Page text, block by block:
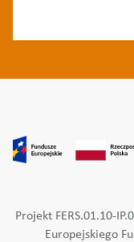
Projekt FERS.01.10-
Europejskiego